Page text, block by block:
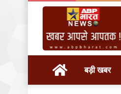
होम बड़ी खबर